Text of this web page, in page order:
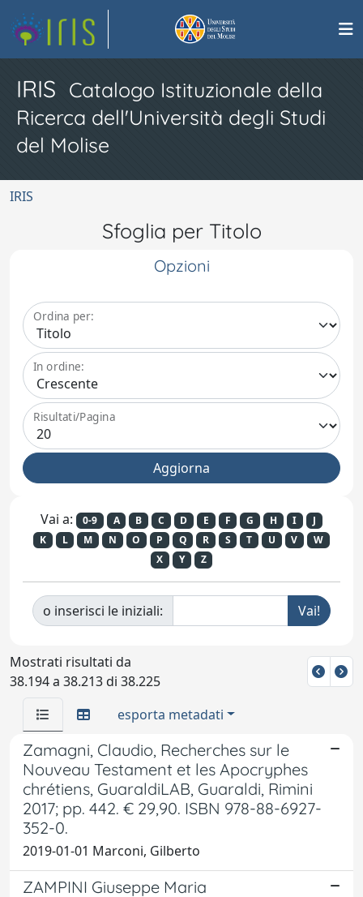
IRIS Catalogo Istituzionale della
Ricerca dell'Università degli Studi
del Molise
IRIS
Sfoglia per Titolo
Opzioni
Ordina per:
In ordine:
Risultati/Pagina
Vai a: 0-9 A B C D E F G H I
J
K
L M N O P Q R S T U V
W
X
Y Z
o inserisci le iniziali:
Mostrati risultati da
38.194 a 38.213 di 38.225
esporta metadati
Zamagni, Claudio, Recherches sur le
Nouveau Testament et les Apocryphes
chrétiens, GuaraldiLAB, Guaraldi, Rimini
2017; pp. 442. € 29,90. ISBN 978-88-6927-
352-0.
2019-01-01 Marconi, Gilberto
ZAMPINI Giuseppe Maria